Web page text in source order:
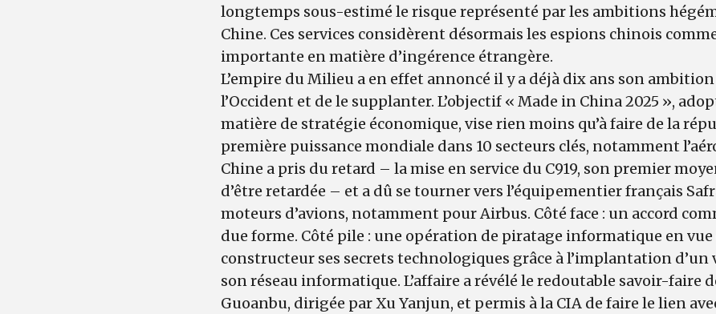
longtemps sous-estimé le risque représenté par les ambitions
Chine. Ces services considèrent désormais les espions chinois
importante en matière d’ingérence étrangère.
L’empire du Milieu a en effet annoncé il y a déjà dix ans son ambition
l’Occident et de le supplanter. L’objectif « Made in China 2025 »,
matière de stratégie économique, vise rien moins qu’à faire de la
première puissance mondiale dans 10 secteurs clés, notamment
Chine a pris du retard – la mise en service du C919, son premier
d’être retardée – et a dû se tourner vers l’équipementier français
moteurs d’avions, notamment pour Airbus. Côté face : un accord
due forme. Côté pile : une opération de piratage informatique en vue
constructeur ses secrets technologiques grâce à l’implantation d’un
son réseau informatique. L’affaire a révélé le redoutable savoir-faire
Guoanbu, dirigée par Xu Yanjun, et permis à la CIA de faire le lien